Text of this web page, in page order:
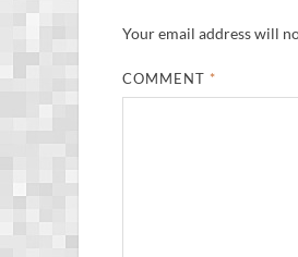
Your email address will
COMMENT *